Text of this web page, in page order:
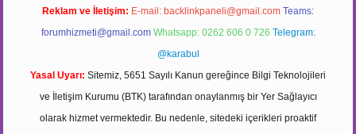
Reklam ve İletişim: E-mail: backlinkpaneli@gmail.com Teams:
forumhizmeti@gmail.com Whatsapp: 0262 606 0 726 Telegram:
@karabul
Yasal Uyarı: Sitemiz, 5651 Sayılı Kanun gereğince Bilgi Teknolojileri
ve İletişim Kurumu (BTK) tarafından onaylanmış bir Yer Sağlayıcı
olarak hizmet vermektedir. Bu nedenle, sitedeki içerikleri proaktif